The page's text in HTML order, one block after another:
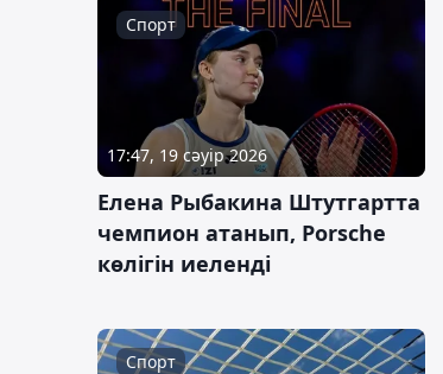
Спорт
17:47, 19 сәуір 2026
Елена Рыбакина Штутгартта
чемпион атанып, Porsche
көлігін иеленді
Спорт